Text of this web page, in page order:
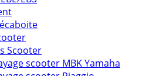
Scooter
scooter MBK Yamaha